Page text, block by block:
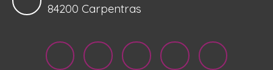
84200 Carpentras